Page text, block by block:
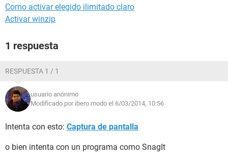
Como activar elegido ilimitado claro
Activar winzip
1 respuesta
RESPUESTA 1 / 1
usuario anónimo
Modificado por ibero.modo el 6/03/2014, 10:56
Intenta con esto: Captura de pantalla
o bien intenta con un programa como SnagIt